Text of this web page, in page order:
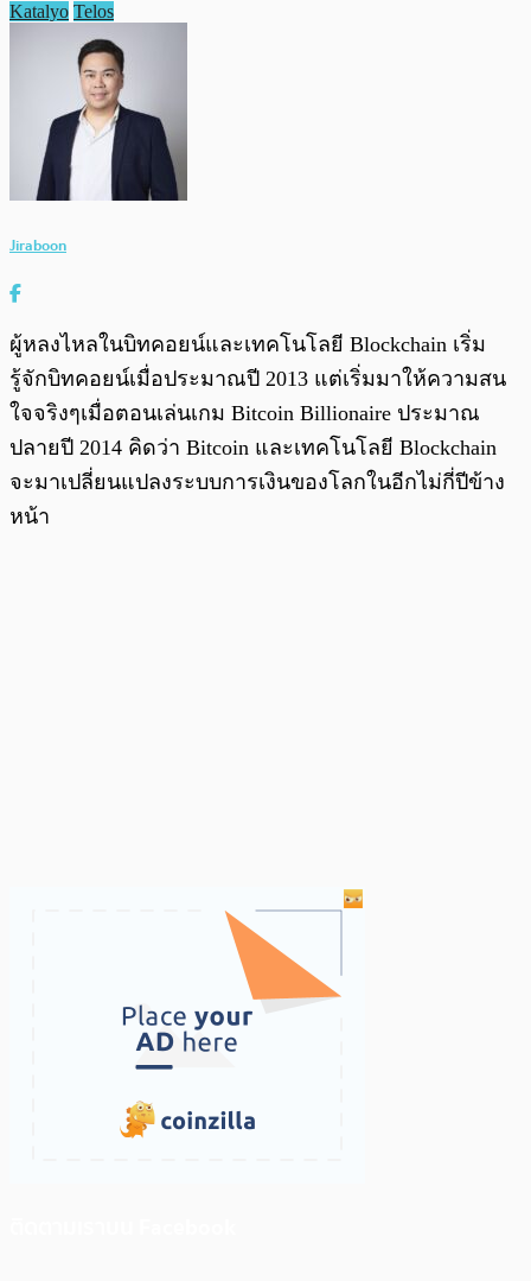
Katalyo Telos
Jiraboon
ผู้หลงไหลในบิทคอยน์และเทคโนโลยี Blockchain เริ่ม
รู้จักบิทคอยน์เมื่อประมาณปี 2013 แต่เริ่มมาให้ความสน
ใจจริงๆเมื่อตอนเล่นเกม Bitcoin Billionaire ประมาณ
ปลายปี 2014 คิดว่า Bitcoin และเทคโนโลยี Blockchain
จะมาเปลี่ยนแปลงระบบการเงินของโลกในอีกไม่กี่ปีข้าง
หน้า